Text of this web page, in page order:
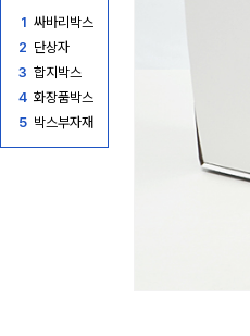
1 싸바리박스
2 단상자
3 합지박스
4 화장품박스
5 박스부자재